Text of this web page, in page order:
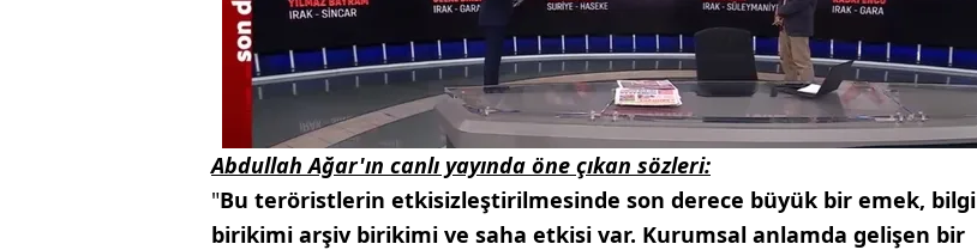
Abdullah Ağar'ın canlı yayında öne çıkan sözleri:
"Bu teröristlerin etkisizleştirilmesinde son derece büyük bir emek, bilgi
birikimi arşiv birikimi ve saha etkisi var. Kurumsal anlamda gelişen bir